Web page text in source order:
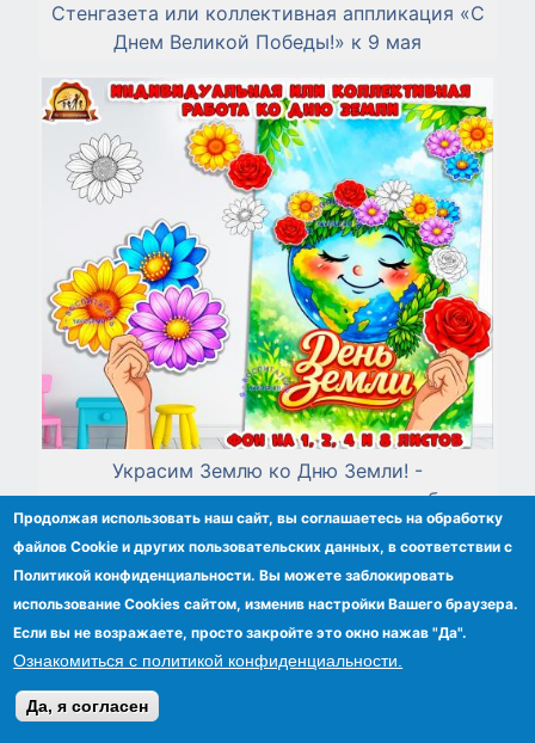
Стенгазета или коллективная аппликация «С
Днем Великой Победы!» к 9 мая
Украсим Землю ко Дню Земли! -
индивидуальная или коллективная работа
Продолжая использовать наш сайт, вы соглашаетесь на обработку
файлов Сookie и других пользовательских данных, в соответствии с
Политикой конфиденциальности. Вы можете заблокировать
использование Cookies сайтом, изменив настройки Вашего браузера.
Если вы не возражаете, просто закройте это окно нажав "Да".
Ознакомиться с политикой конфиденциальности.
Да, я согласен